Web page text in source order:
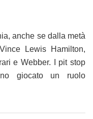
anche se dalla metà
Lewis Hamilton,
e Webber. I pit stop
giocato un ruolo